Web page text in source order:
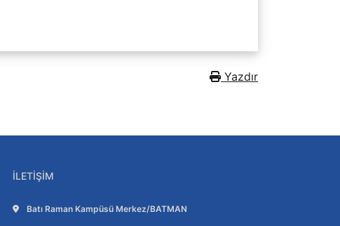
Yazdır
İLETIŞIM
Adres:
Batı Raman Kampüsü Merkez/BATMAN